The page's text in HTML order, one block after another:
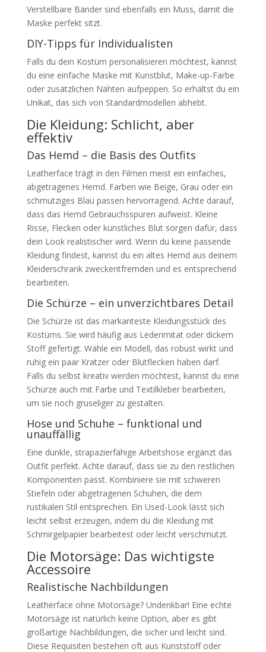
Verstellbare Bänder sind ebenfalls ein Muss, damit die
Maske perfekt sitzt.
DIY-Tipps für Individualisten
Falls du dein Kostüm personalisieren möchtest, kannst
du eine einfache Maske mit Kunstblut, Make-up-Farbe
oder zusätzlichen Nähten aufpeppen. So erhältst du ein
Unikat, das sich von Standardmodellen abhebt.
Die Kleidung: Schlicht, aber
effektiv
Das Hemd – die Basis des Outfits
Leatherface trägt in den Filmen meist ein einfaches,
abgetragenes Hemd. Farben wie Beige, Grau oder ein
schmutziges Blau passen hervorragend. Achte darauf,
dass das Hemd Gebrauchsspuren aufweist. Kleine
Risse, Flecken oder künstliches Blut sorgen dafür, dass
dein Look realistischer wird. Wenn du keine passende
Kleidung findest, kannst du ein altes Hemd aus deinem
Kleiderschrank zweckentfremden und es entsprechend
bearbeiten.
Die Schürze – ein unverzichtbares Detail
Die Schürze ist das markanteste Kleidungsstück des
Kostüms. Sie wird häufig aus Lederimitat oder dickem
Stoff gefertigt. Wähle ein Modell, das robust wirkt und
ruhig ein paar Kratzer oder Blutflecken haben darf.
Falls du selbst kreativ werden möchtest, kannst du eine
Schürze auch mit Farbe und Textilkleber bearbeiten,
um sie noch gruseliger zu gestalten.
Hose und Schuhe – funktional und
unauffällig
Eine dunkle, strapazierfähige Arbeitshose ergänzt das
Outfit perfekt. Achte darauf, dass sie zu den restlichen
Komponenten passt. Kombiniere sie mit schweren
Stiefeln oder abgetragenen Schuhen, die dem
rustikalen Stil entsprechen. Ein Used-Look lässt sich
leicht selbst erzeugen, indem du die Kleidung mit
Schmirgelpapier bearbeitest oder leicht verschmutzt.
Die Motorsäge: Das wichtigste
Accessoire
Realistische Nachbildungen
Leatherface ohne Motorsäge? Undenkbar! Eine echte
Motorsäge ist natürlich keine Option, aber es gibt
großartige Nachbildungen, die sicher und leicht sind.
Diese Requisiten bestehen oft aus Kunststoff oder